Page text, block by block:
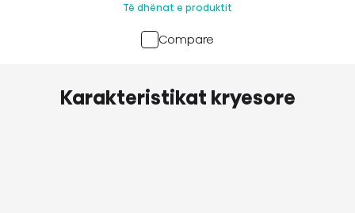
Të dhënat e produktit
Compare
Karakteristikat kryesore